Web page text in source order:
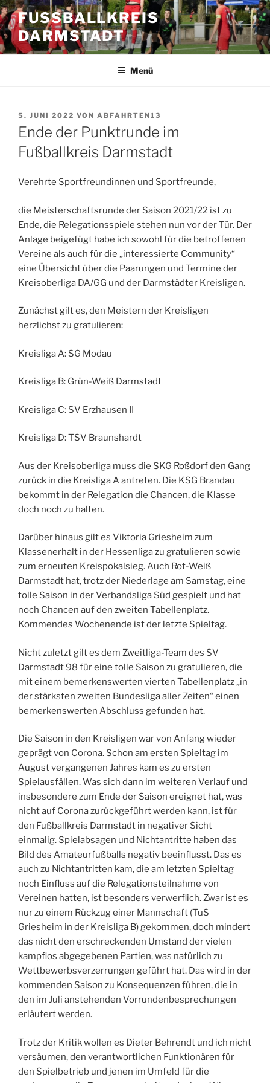
Zum
Inhalt
springen
FUSSBALLKREIS D
ARMSTADT
Menü
VERÖFFENTLICHT
AM
5. JUNI 2022 VON ABFAHRTEN13
Ende der Punktrunde im
Fußballkreis Darmstadt
Verehrte Sportfreundinnen und Sportfreunde,
die Meisterschaftsrunde der Saison 2021/22 ist zu
Ende, die Relegationsspiele stehen nun vor der Tür. Der
Anlage beigefügt habe ich sowohl für die betroffenen
Vereine als auch für die „interessierte Community“
eine Übersicht über die Paarungen und Termine der
Kreisoberliga DA/GG und der Darmstädter Kreisligen.
Zunächst gilt es, den Meistern der Kreisligen
herzlichst zu gratulieren:
Kreisliga A: SG Modau
Kreisliga B: Grün-Weiß Darmstadt
Kreisliga C: SV Erzhausen II
Kreisliga D: TSV Braunshardt
Aus der Kreisoberliga muss die SKG Roßdorf den Gang
zurück in die Kreisliga A antreten. Die KSG Brandau
bekommt in der Relegation die Chancen, die Klasse
doch noch zu halten.
Darüber hinaus gilt es Viktoria Griesheim zum
Klassenerhalt in der Hessenliga zu gratulieren sowie
zum erneuten Kreispokalsieg. Auch Rot-Weiß
Darmstadt hat, trotz der Niederlage am Samstag, eine
tolle Saison in der Verbandsliga Süd gespielt und hat
noch Chancen auf den zweiten Tabellenplatz.
Kommendes Wochenende ist der letzte Spieltag.
Nicht zuletzt gilt es dem Zweitliga-Team des SV
Darmstadt 98 für eine tolle Saison zu gratulieren, die
mit einem bemerkenswerten vierten Tabellenplatz „in
der stärksten zweiten Bundesliga aller Zeiten“ einen
bemerkenswerten Abschluss gefunden hat.
Die Saison in den Kreisligen war von Anfang wieder
geprägt von Corona. Schon am ersten Spieltag im
August vergangenen Jahres kam es zu ersten
Spielausfällen. Was sich dann im weiteren Verlauf und
insbesondere zum Ende der Saison ereignet hat, was
nicht auf Corona zurückgeführt werden kann, ist für
den Fußballkreis Darmstadt in negativer Sicht
einmalig. Spielabsagen und Nichtantritte haben das
Bild des Amateurfußballs negativ beeinflusst. Das es
auch zu Nichtantritten kam, die am letzten Spieltag
noch Einfluss auf die Relegationsteilnahme von
Vereinen hatten, ist besonders verwerflich. Zwar ist es
nur zu einem Rückzug einer Mannschaft (TuS
Griesheim in der Kreisliga B) gekommen, doch mindert
das nicht den erschreckenden Umstand der vielen
kampflos abgegebenen Partien, was natürlich zu
Wettbewerbsverzerrungen geführt hat. Das wird in der
kommenden Saison zu Konsequenzen führen, die in
den im Juli anstehenden Vorrundenbesprechungen
erläutert werden.
Trotz der Kritik wollen es Dieter Behrendt und ich nicht
versäumen, den verantwortlichen Funktionären für
den Spielbetrieb und jenen im Umfeld für die